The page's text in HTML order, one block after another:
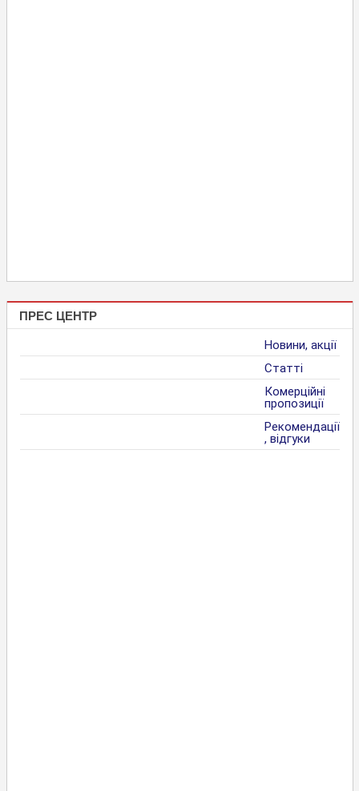
ПРЕС ЦЕНТР
Новини, акції
Статті
Комерційні
пропозиції
Рекомендації
, відгуки